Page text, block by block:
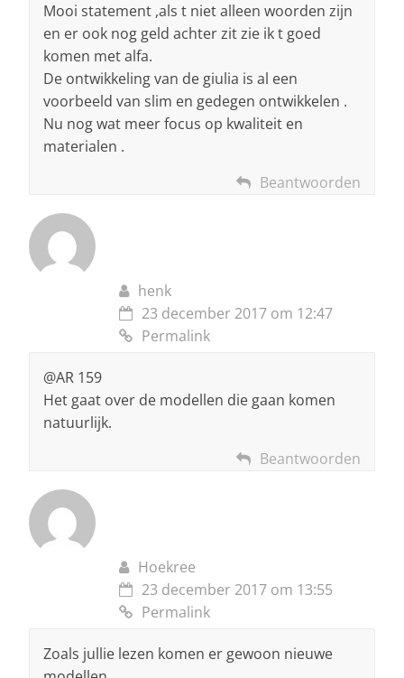
Mooi statement ,als t niet alleen woorden zijn
en er ook nog geld achter zit zie ik t goed
komen met alfa.
De ontwikkeling van de giulia is al een
voorbeeld van slim en gedegen ontwikkelen .
Nu nog wat meer focus op kwaliteit en
materialen .
Beantwoorden
henk
23 december 2017 om 12:47
Permalink
@AR 159
Het gaat over de modellen die gaan komen
natuurlijk.
Beantwoorden
Hoekree
23 december 2017 om 13:55
Permalink
Zoals jullie lezen komen er gewoon nieuwe